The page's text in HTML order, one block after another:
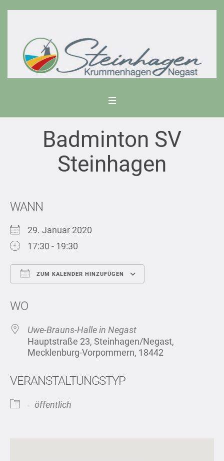
Badminton SV
Steinhagen
WANN
29. Januar 2020
17:30 - 19:30
ZUM KALENDER HINZUFÜGEN
WO
Uwe-Brauns-Halle in Negast
Hauptstraße 23, Steinhagen/Negast,
Mecklenburg-Vorpommern, 18442
VERANSTALTUNGSTYP
öffentlich